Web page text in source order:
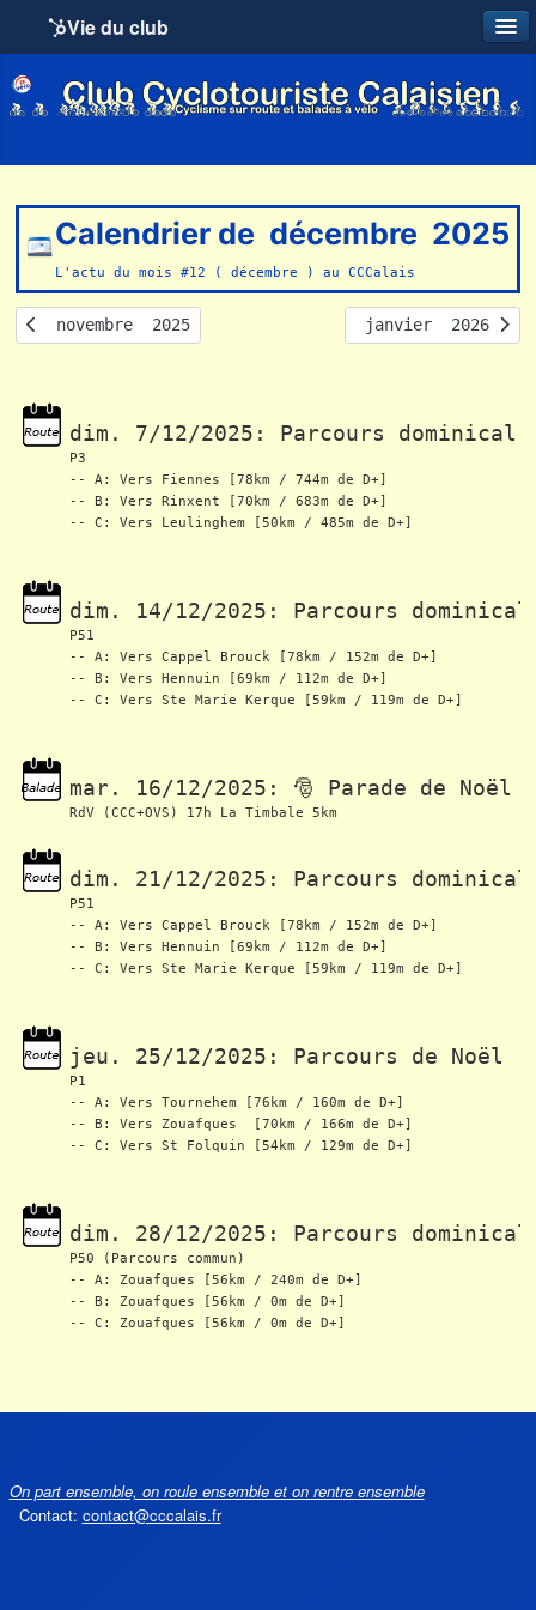
Calendrier de  décembre  2025
L'actu du mois #12 ( décembre ) au CCCalais
  novembre  2025
janvier  2026
dim. 7/12/2025: Parcours dominical
P3
-- A: Vers Fiennes [78km / 744m de D+]
-- B: Vers Rinxent [70km / 683m de D+]
-- C: Vers Leulinghem [50km / 485m de D+]
dim. 14/12/2025: Parcours
P51
-- A: Vers Cappel Brouck [78km / 152m de D+]
-- B: Vers Hennuin [69km / 112m de D+]
-- C: Vers Ste Marie Kerque [59km / 119m de D+]
mar. 16/12/2025: 🎅 Parade de Noël
RdV (CCC+OVS) 17h La Timbale 5km
dim. 21/12/2025: Parcours
P51
-- A: Vers Cappel Brouck [78km / 152m de D+]
-- B: Vers Hennuin [69km / 112m de D+]
-- C: Vers Ste Marie Kerque [59km / 119m de D+]
jeu. 25/12/2025: Parcours de Noël
P1
-- A: Vers Tournehem [76km / 160m de D+]
-- B: Vers Zouafques  [70km / 166m de D+]
-- C: Vers St Folquin [54km / 129m de D+]
dim. 28/12/2025: Parcours
P50 (Parcours commun)
-- A: Zouafques [56km / 240m de D+]
-- B: Zouafques [56km / 0m de D+]
-- C: Zouafques [56km / 0m de D+]
On part ensemble, on roule ensemble et on rentre ensemble
Contact: contact@cccalais.fr
Vie du club